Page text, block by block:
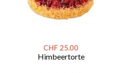
CHF 25.00
Himbeertorte